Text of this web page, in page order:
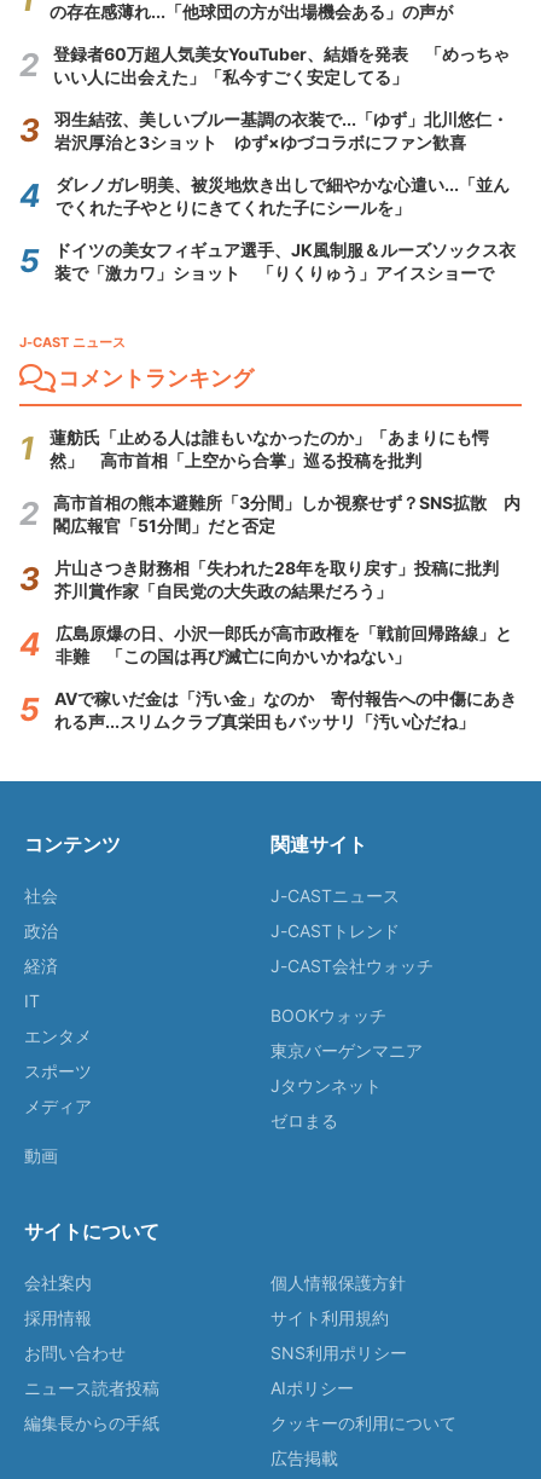
の存在感薄れ...「他球団の方が出場機会ある」の声が
登録者60万超人気美女YouTuber、結婚を発表 「めっちゃ
いい人に出会えた」「私今すごく安定してる」
羽生結弦、美しいブルー基調の衣装で...「ゆず」北川悠仁・
岩沢厚治と3ショット ゆず×ゆづコラボにファン歓喜
ダレノガレ明美、被災地炊き出しで細やかな心遣い...「並ん
でくれた子やとりにきてくれた子にシールを」
ドイツの美女フィギュア選手、JK風制服＆ルーズソックス衣
装で「激カワ」ショット 「りくりゅう」アイスショーで
J-CAST ニュース
コメントランキング
蓮舫氏「止める人は誰もいなかったのか」「あまりにも愕
然」 高市首相「上空から合掌」巡る投稿を批判
高市首相の熊本避難所「3分間」しか視察せず？SNS拡散 内
閣広報官「51分間」だと否定
片山さつき財務相「失われた28年を取り戻す」投稿に批判
芥川賞作家「自民党の大失政の結果だろう」
広島原爆の日、小沢一郎氏が高市政権を「戦前回帰路線」と
非難 「この国は再び滅亡に向かいかねない」
AVで稼いだ金は「汚い金」なのか 寄付報告への中傷にあき
れる声...スリムクラブ真栄田もバッサリ「汚い心だね」
コンテンツ
社会
政治
経済
IT
エンタメ
スポーツ
メディア
動画
関連サイト
J-CASTニュース
J-CASTトレンド
J-CAST会社ウォッチ
BOOKウォッチ
東京バーゲンマニア
Jタウンネット
ゼロまる
サイトについて
会社案内
採用情報
お問い合わせ
ニュース読者投稿
編集長からの手紙
個人情報保護方針
サイト利用規約
SNS利用ポリシー
AIポリシー
クッキーの利用について
広告掲載